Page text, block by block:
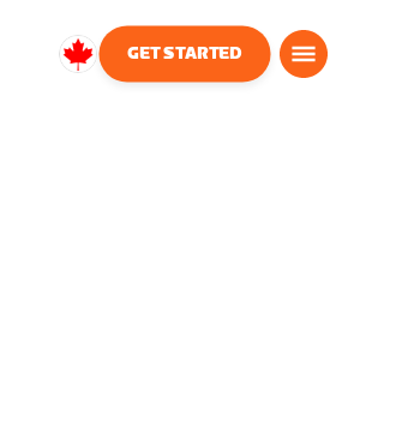
Canada
GET STARTED